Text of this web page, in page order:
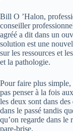
Bill O ’Halon,
conseiller
agréé a dit dans un
solution est une
sur les ressources et
et la pathologie.
Pour faire plus
pas penser à la fois
les deux sont dans
dans le passé tandis
qu’on regarde dans le
pare-brise.